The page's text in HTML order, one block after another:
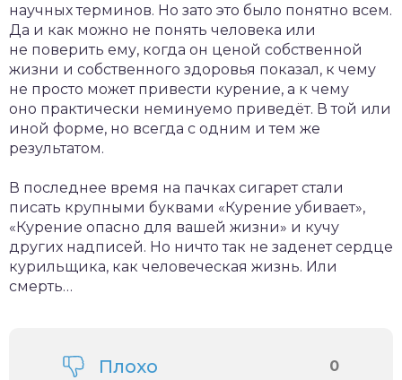
научных терминов. Но зато это было понятно всем.
Да и как можно не понять человека или
не поверить ему, когда он ценой собственной
жизни и собственного здоровья показал, к чему
не просто может привести курение, а к чему
оно практически неминуемо приведёт. В той или
иной форме, но всегда с одним и тем же
результатом.
В последнее время на пачках сигарет стали
писать крупными буквами «Курение убивает»,
«Курение опасно для вашей жизни» и кучу
других надписей. Но ничто так не заденет сердце
курильщика, как человеческая жизнь. Или
смерть…
Плохо 0